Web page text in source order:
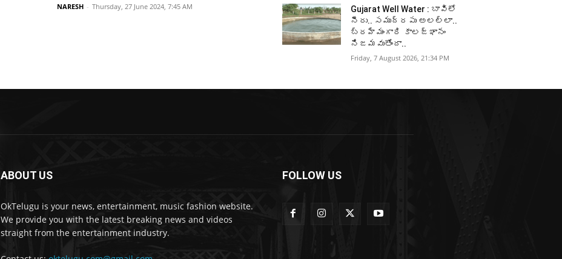
NARESH - Thursday, 27 June 2024, 7:45 AM
Gujarat Well Water : బావిలో
నీరు.. సముద్రపు అలల్లా..
బ్రహ్మంగారి కాలజ్ఞానం
నిజమవుతోందా..
Friday, 7 August 2026, 21:34 PM
ABOUT US
OkTelugu is your news, entertainment, music fashion website.
We provide you with the latest breaking news and videos
straight from the entertainment industry.
FOLLOW US